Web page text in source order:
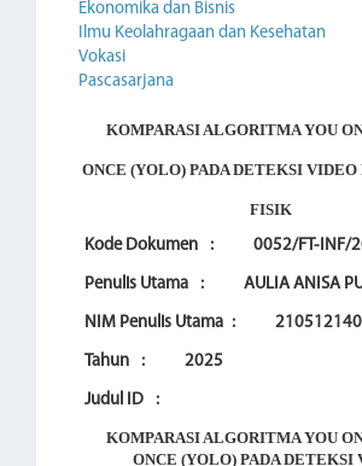
Ekonomika dan Bisnis
Ilmu Keolahragaan dan Kesehatan
Vokasi
Pascasarjana
KOMPARASI ALGORITMA YOU
ONCE (YOLO) PADA DETEKSI
FISIK
Kode Dokumen
: 0052/FT-INF/
Penulis Utama : AULIA ANISA
NIM Penulis Utama :
Tahun : 2025
Judul ID :
KOMPARASI ALGORITMA YOU
ONCE (YOLO) PADA DETEKSI